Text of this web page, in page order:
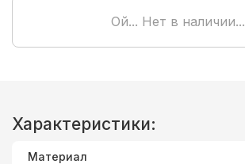
Ой... Нет в наличии...
Характеристики:
Материал